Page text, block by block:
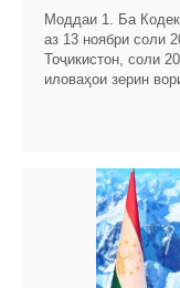
Моддаи 1. Ба
аз 13 ноябри соли
Тоҷикистон, соли
иловаҳои зерин